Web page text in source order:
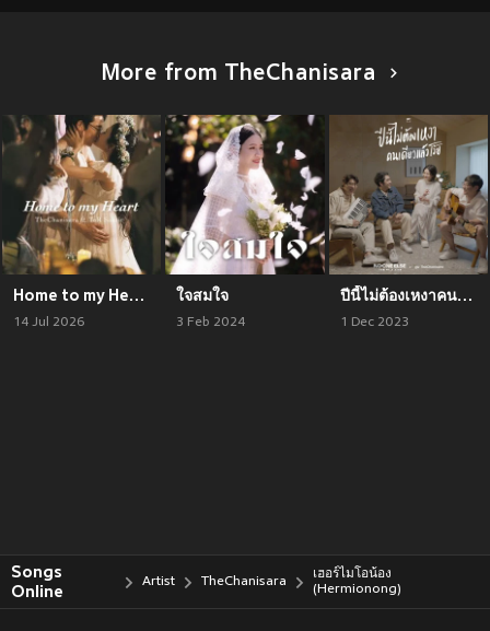
More from TheChanisara
Home to my Heart
14 Jul 2026
ใจสมใจ
3 Feb 2024
ปีนี้ไม่ต้องเหงาคนเดียวแล้วโว้ย (Live session)
1 Dec 2023
Songs
Online
Artist TheChanisara
เฮอร์ไมโอน้อง
(Hermionong)